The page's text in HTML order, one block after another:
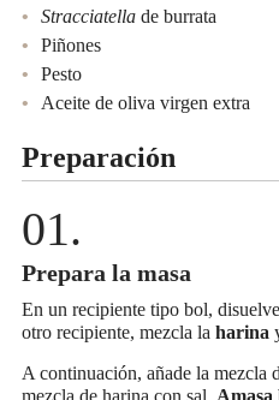
Stracciatella de burrata
Piñones
Pesto
Aceite de oliva virgen extra
Preparación
Prepara la masa
En un recipiente tipo bol,
otro recipiente, mezcla la harina
A continuación, añade la mezcla